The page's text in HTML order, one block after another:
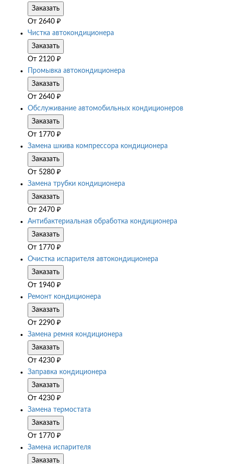
Заказать
От 2640 ₽
Чистка автокондиционера
Заказать
От 2120 ₽
Промывка автокондиционера
Заказать
От 2640 ₽
Обслуживание автомобильных кондиционеров
Заказать
От 1770 ₽
Замена шкива компрессора кондиционера
Заказать
От 5280 ₽
Замена трубки кондиционера
Заказать
От 2470 ₽
Антибактериальная обработка кондиционера
Заказать
От 1770 ₽
Очистка испарителя автокондиционера
Заказать
От 1940 ₽
Ремонт кондиционера
Заказать
От 2290 ₽
Замена ремня кондиционера
Заказать
От 4230 ₽
Заправка кондиционера
Заказать
От 4230 ₽
Замена термостата
Заказать
От 1770 ₽
Замена испарителя
Заказать